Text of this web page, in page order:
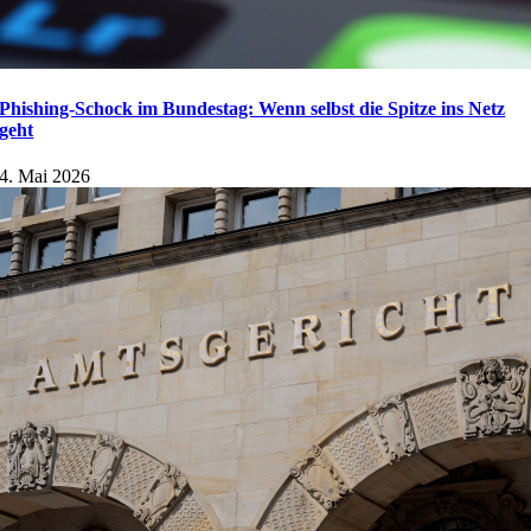
Phishing-Schock im Bundestag: Wenn selbst die Spitze ins Netz
geht
4. Mai 2026